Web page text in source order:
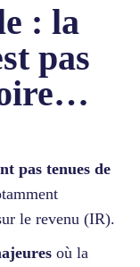
: la
pas
pas tenues de
le revenu (IR).
où la